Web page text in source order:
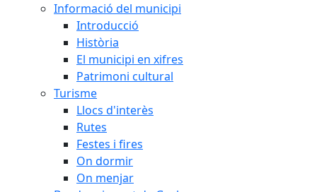
Informació del municipi
Introducció
Història
El municipi en xifres
Patrimoni cultural
Turisme
Llocs d'interès
Rutes
Festes i fires
On dormir
On menjar